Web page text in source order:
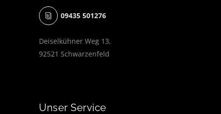
09435 501276
Deiselkühner Weg 13,
92521 Schwarzenfeld
Unser Service